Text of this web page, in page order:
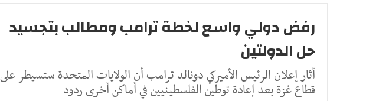
رفض دولي واسع لخطة ترامب ومطالب بتجسيد
حل الدولتين
أثار إعلان الرئيس الأميركي دونالد ترامب أن الولايات المتحدة ستسيطر على
قطاع غزة بعد إعادة توطين الفلسطينيين في أماكن أخرى ردود